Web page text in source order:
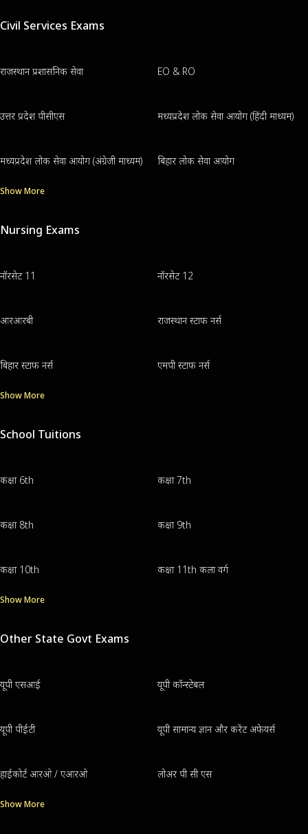
Civil Services Exams
राजस्थान प्रशासनिक सेवा EO & RO
उत्तर प्रदेश पीसीएस मध्यप्रदेश लोक सेवा आयोग (हिंदी माध्यम)
मध्यप्रदेश लोक सेवा आयोग (अंग्रेजी माध्यम) बिहार लोक सेवा आयोग
Show More
Nursing Exams
नॉरसेट 11 नॉरसेट 12
आरआरबी राजस्थान स्टाफ नर्स
बिहार स्टाफ नर्स एमपी स्टाफ नर्स
Show More
School Tuitions
कक्षा 6th कक्षा 7th
कक्षा 8th कक्षा 9th
कक्षा 10th कक्षा 11th कला वर्ग
Show More
Other State Govt Exams
यूपी एसआई यूपी कॉन्स्टेबल
यूपी पीईटी यूपी सामान्य ज्ञान और करेंट अफेयर्स
हाईकोर्ट आरओ / एआरओ लोअर पी सी एस
Show More